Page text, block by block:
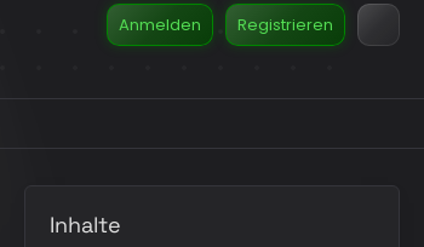
Anmelden Registrieren
Inhalte